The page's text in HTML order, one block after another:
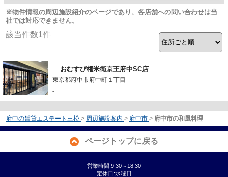
※物件情報の周辺施設紹介のページであり、各店舗への問い合わせは当
社では対応できません。
該当件数1件
おむすび権米衛京王府中SC店
東京都府中市府中町１丁目
-
府中の賃貸エステート三松 > 周辺施設案内 > 府中市 > 府中市の和風料理
ページトップに戻る
営業時間:9:30～18:30
定休日:水曜日